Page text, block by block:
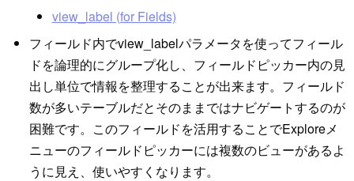
view_label (for Fields)
フィールド内でview_labelパラメータを使ってフィール
ドを論理的にグループ化し、フィールドピッカー内の見
出し単位で情報を整理することが出来ます。フィールド
数が多いテーブルだとそのままではナビゲートするのが
困難です。このフィールドを活用することでExploreメ
ニューのフィールドピッカーには複数のビューがあるよ
うに見え、使いやすくなります。